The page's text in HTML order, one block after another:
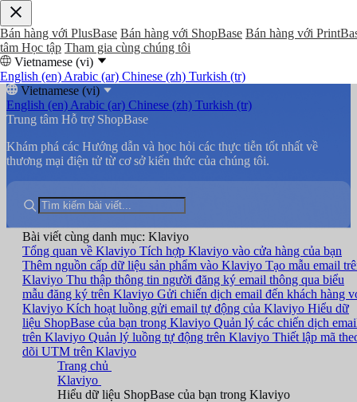
Bán hàng với PlusBase Bán hàng với ShopBase Bán hàng với
tâm Học tập Tham gia cùng chúng tôi
Vietnamese (vi)
English (en) Arabic (ar) Chinese (zh) Turkish (tr)
Vietnamese (vi)
English (en) Arabic (ar) Chinese (zh) Turkish (tr)
Trung tâm Hỗ trợ ShopBase
Khám phá các Hướng dẫn và học hỏi các thực tiễn tốt nhất về
thương mại điện tử từ cơ sở kiến thức của chúng tôi.
Bài viết cùng danh mục: Klaviyo
Tổng quan về Klaviyo Tích hợp Klaviyo vào cửa hàng của bạn
Thêm nguồn cấp dữ liệu sản phẩm vào Klaviyo Tạo mẫu email
Klaviyo Thu thập thông tin người đăng ký email thông qua biểu
mẫu đăng ký trên Klaviyo Gửi chiến dịch email đến khách hàng
Klaviyo Kích hoạt luồng gửi email tự động của Klaviyo Hiểu dữ
liệu ShopBase của bạn trong Klaviyo Quản lý các chiến dịch
trên Klaviyo Quản lý luồng tự động trên Klaviyo Thiết lập mã
dõi UTM trên Klaviyo
Trang chủ
Klaviyo
Hiểu dữ liệu ShopBase của bạn trong Klaviyo